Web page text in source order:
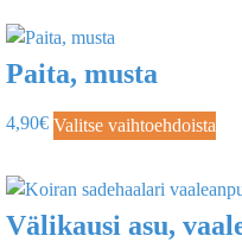
Paita, musta
4,90€ Valitse vaihtoehdoista
Välikausi asu,